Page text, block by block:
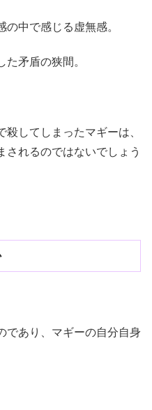
中で感じる虚無感。
矛盾の狭間。
してしまったマギーは、
されるのではないでしょう
であり、マギーの自分自身